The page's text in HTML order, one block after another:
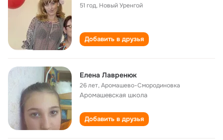
51 год, Новый Уренгой
Добавить в друзья
Елена Лавренюк
26 лет,Аромашево-Смородиновка
Аромашевская школа
Добавить в друзья